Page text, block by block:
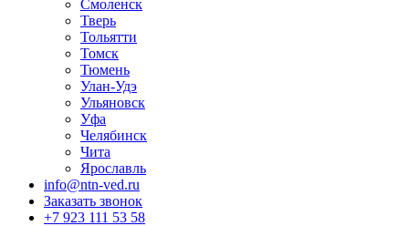
Смоленск
Тверь
Тольятти
Томск
Тюмень
Улан-Удэ
Ульяновск
Уфа
Челябинск
Чита
Ярославль
info@ntn-ved.ru
Заказать звонок
+7 923 111 53 58